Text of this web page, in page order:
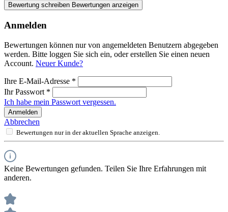
Bewertung schreiben Bewertungen anzeigen
Anmelden
Bewertungen können nur von angemeldeten Benutzern abgegeben
werden. Bitte loggen Sie sich ein, oder erstellen Sie einen neuen
Account. Neuer Kunde?
Ihre E-Mail-Adresse *
Ihr Passwort *
Ich habe mein Passwort vergessen.
Anmelden
Abbrechen
Bewertungen nur in der aktuellen Sprache anzeigen.
Keine Bewertungen gefunden. Teilen Sie Ihre Erfahrungen mit
anderen.